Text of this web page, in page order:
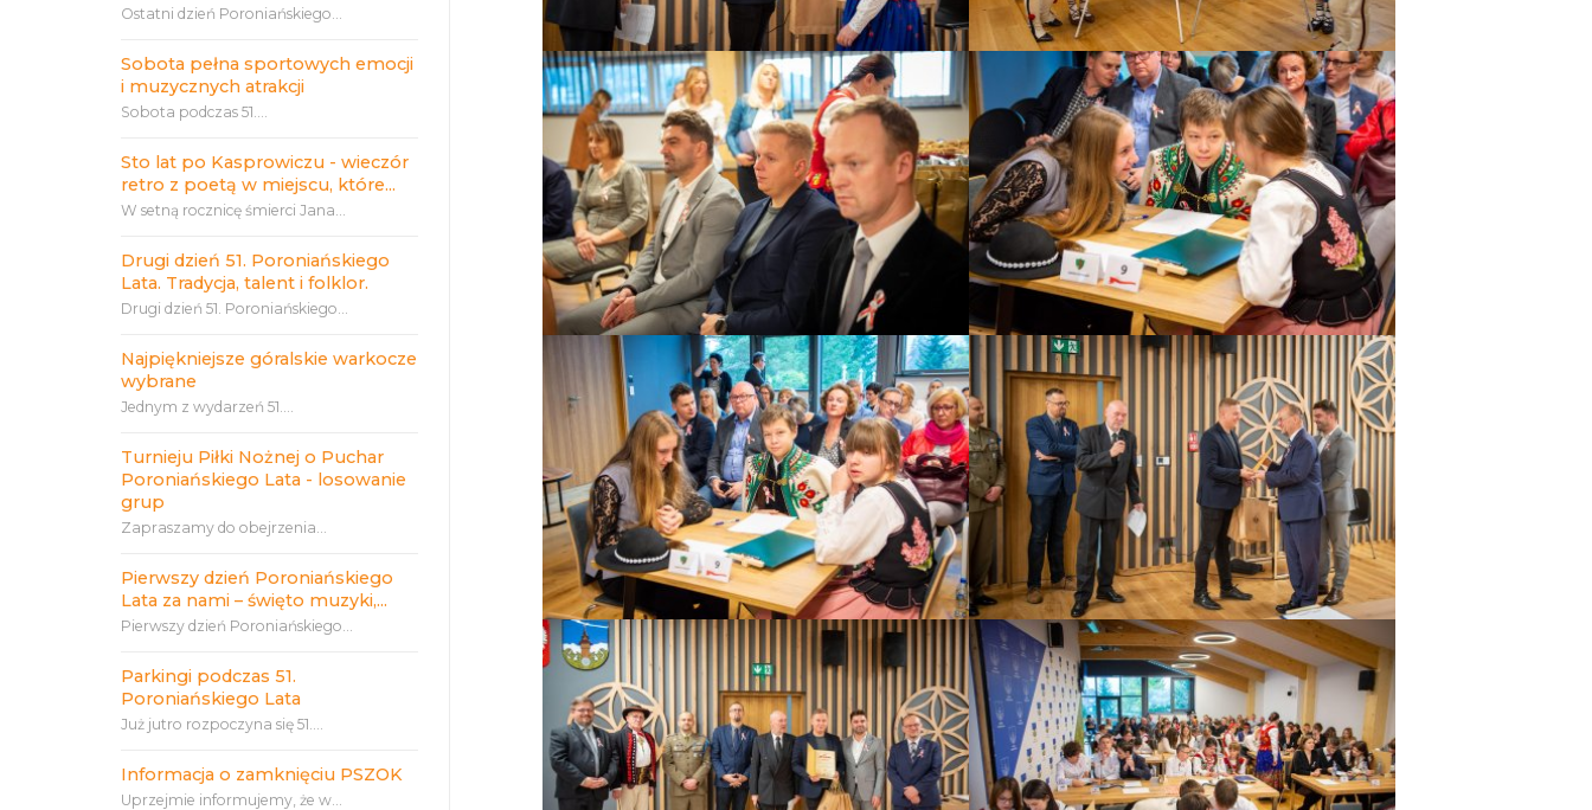
Ostatni dzień Poroniańskiego...
Sobota pełna sportowych emocji
i muzycznych atrakcji
Sobota podczas 51....
Sto lat po Kasprowiczu - wieczór
retro z poetą w miejscu, które...
W setną rocznicę śmierci Jana...
Drugi dzień 51. Poroniańskiego
Lata. Tradycja, talent i folklor.
Drugi dzień 51. Poroniańskiego...
Najpiękniejsze góralskie warkocze
wybrane
Jednym z wydarzeń 51....
Turnieju Piłki Nożnej o Puchar
Poroniańskiego Lata - losowanie
grup
Zapraszamy do obejrzenia...
Pierwszy dzień Poroniańskiego
Lata za nami – święto muzyki,...
Pierwszy dzień Poroniańskiego...
Parkingi podczas 51.
Poroniańskiego Lata
Już jutro rozpoczyna się 51....
Informacja o zamknięciu PSZOK
Uprzejmie informujemy, że w...